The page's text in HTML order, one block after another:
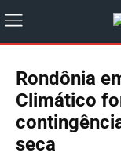
Rondônia
Climático
seca